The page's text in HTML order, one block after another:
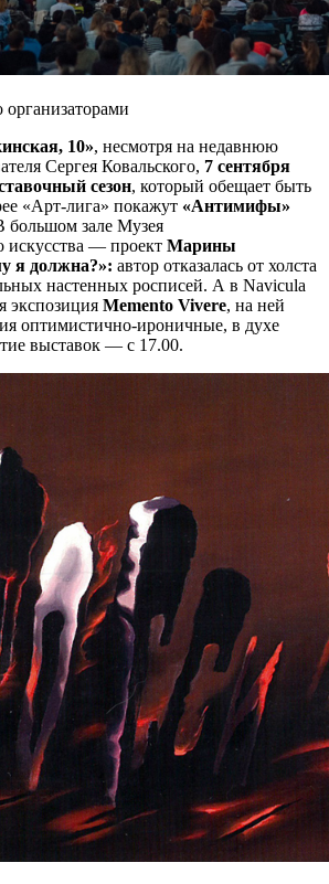
10», несмотря на недавнюю
Сергея Ковальского, 7 сентября
сезон, который обещает быть
«Арт-лига» покажут «Антимифы»
большом зале Музея
искусства — проект Марины
я должна?»: автор отказалась от холста
настенных росписей. А в Navicula
экспозиция Memento Vivere, на ней
оптимистично-ироничные, в духе
выставок — с 17.00.